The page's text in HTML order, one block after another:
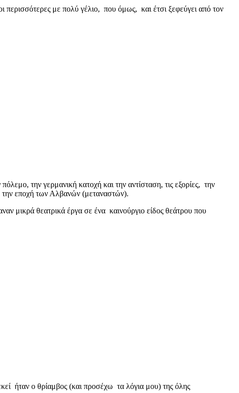
με πολύ γέλιο, που όμως, και έτσι ξεφεύγει από τον
την γερμανική κατοχή και την αντίσταση, τις εξορίες, την
την εποχή των Αλβανών (μεταναστών).
μικρά θεατρικά έργα σε ένα καινούργιο είδος θεάτρου που
ήταν ο θρίαμβος (και προσέχω τα λόγια μου) της όλης